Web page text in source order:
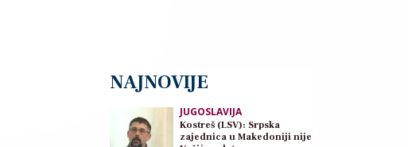
NAJNOVIJE
JUGOSLAVIJA
Kostreš (LSV): Srpska
zajednica u Makedoniji nije